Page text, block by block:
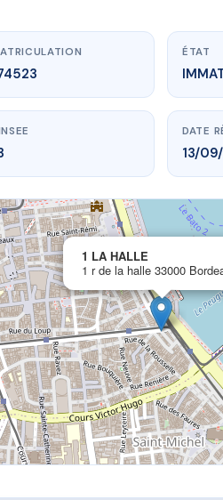
AD7374523
HALLE
33000 Bordeaux
ÉTAT
DATE
13/
1 LA HALLE
1 r de la halle 33000